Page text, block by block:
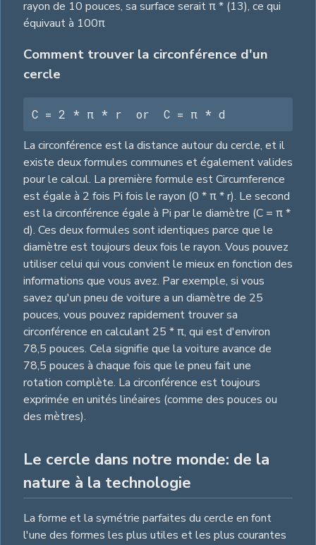
rayon de 10 pouces, sa surface serait π * (13), ce qui
équivaut à 100π
Comment trouver la circonférence d'un
cercle
C = 2 * π * r  or  C = π * d
La circonférence est la distance autour du cercle, et il
existe deux formules communes et également valides
pour le calcul. La première formule est Circumference
est égale à 2 fois Pi fois le rayon (0 * π * r). Le second
est la circonférence égale à Pi par le diamètre (C = π *
d). Ces deux formules sont identiques parce que le
diamètre est toujours deux fois le rayon. Vous pouvez
utiliser celui qui vous convient le mieux en fonction des
informations que vous avez. Par exemple, si vous
savez qu'un pneu de voiture a un diamètre de 25
pouces, vous pouvez rapidement trouver sa
circonférence en calculant 25 * π, qui est d'environ
78,5 pouces. Cela signifie que la voiture avance de
78,5 pouces à chaque fois que le pneu fait une
rotation complète. La circonférence est toujours
exprimée en unités linéaires (comme des pouces ou
des mètres).
Le cercle dans notre monde: de la
nature à la technologie
La forme et la symétrie parfaites du cercle en font
l'une des formes les plus utiles et les plus courantes